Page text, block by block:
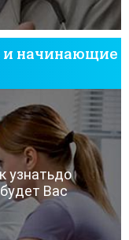
и начинающие
узнатьдо
Вас